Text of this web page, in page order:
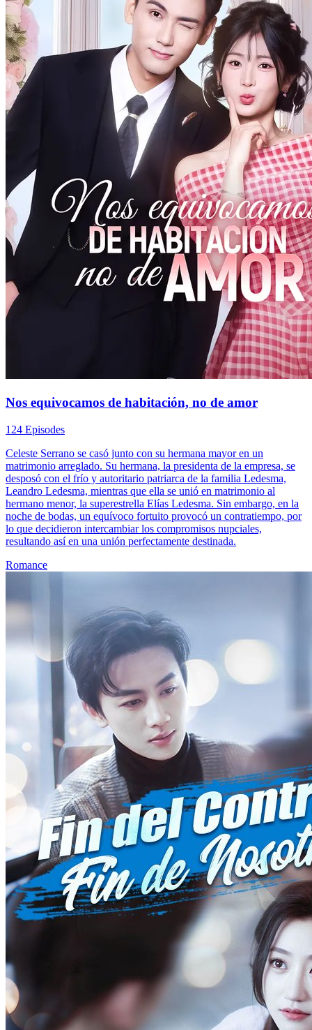
Nos equivocamos de habitación, no de amor
124 Episodes
Celeste Serrano se casó junto con su hermana mayor en un
matrimonio arreglado. Su hermana, la presidenta de la empresa, se
desposó con el frío y autoritario patriarca de la familia Ledesma,
Leandro Ledesma, mientras que ella se unió en matrimonio al
hermano menor, la superestrella Elías Ledesma. Sin embargo, en la
noche de bodas, un equívoco fortuito provocó un contratiempo, por
lo que decidieron intercambiar los compromisos nupciales,
resultando así en una unión perfectamente destinada.
Romance